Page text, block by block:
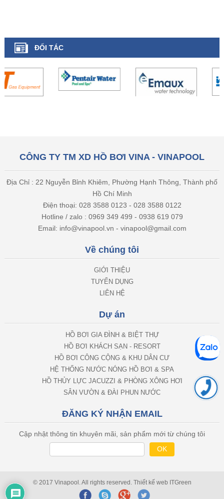
ĐỐI TÁC
CÔNG TY TM XD HỒ BƠI VINA - VINAPOOL
Địa Chỉ : 22 Nguyễn Bỉnh Khiêm, Phường Hạnh Thông, Thành phố
Hồ Chí Minh
Điện thoại: 028 3588 0123 - 028 3588 0122
Hotline / zalo : 0969 349 499 - 0938 619 079
Email: info@vinapool.vn - vinapool@gmail.com
Về chúng tôi
GIỚI THIỆU
TUYỂN DỤNG
LIÊN HỆ
Dự án
HỒ BƠI GIA ĐÌNH & BIỆT THỰ
HỒ BƠI KHÁCH SẠN - RESORT
HỒ BƠI CÔNG CỘNG & KHU DÂN CƯ
HỆ THỐNG NƯỚC NÓNG HỒ BƠI & SPA
HỒ THỦY LỰC JACUZZI & PHÒNG XÔNG HƠI
SÂN VƯỜN & ĐÀI PHUN NƯỚC
ĐĂNG KÝ NHẬN EMAIL
Cập nhật thông tin khuyên mãi, sản phẩm mới từ chúng tôi
© 2017 Vinapool. All rights reserved. Thiết kế web ITGreen